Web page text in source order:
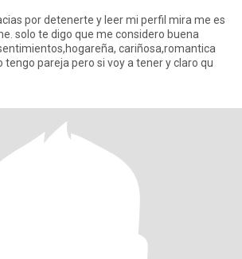
por detenerte y leer mi perfil mira me es
solo te digo que me considero buena
cariñosa,romantica
pareja pero si voy a tener y claro qu